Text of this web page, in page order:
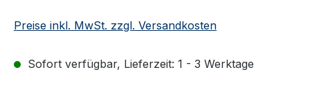
Preise inkl. MwSt. zzgl. Versandkosten
Sofort verfügbar, Lieferzeit: 1 - 3 Werktage